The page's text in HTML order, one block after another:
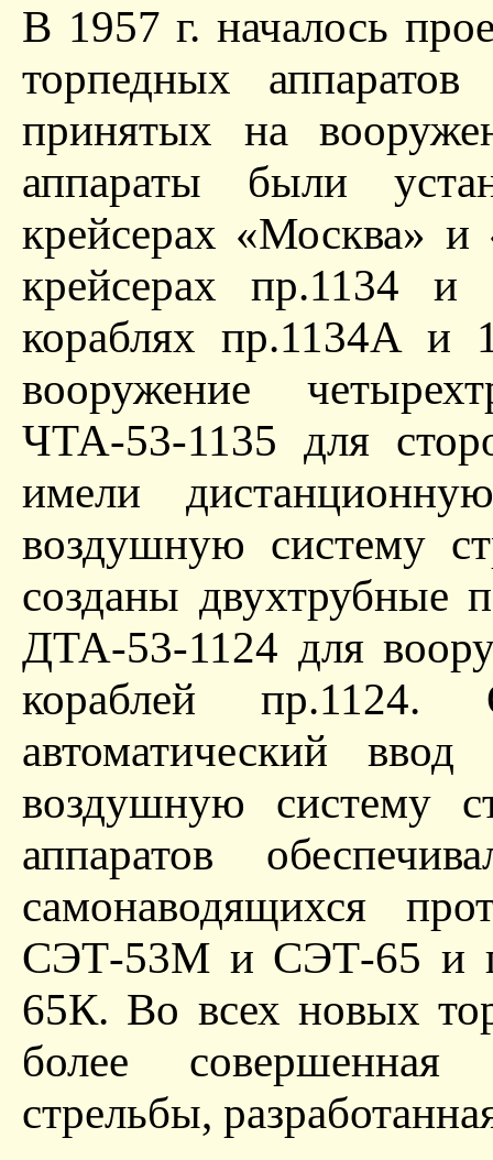
В 1957 г. началось
торпедных
принятых на
аппараты были
крейсерах «Москва» и
крейсерах пр.1134 и
кораблях пр.1134А и
вооружение
ЧТА-53-1135 для
имели
воздушную систему
созданы двухтрубные
ДТА-53-1124 для
кораблей пр.1124.
автоматический
воздушную систему
аппаратов
самонаводящихся
СЭТ-53М и СЭТ-65 и
65К. Во всех новых
более совершенная
стрельбы,